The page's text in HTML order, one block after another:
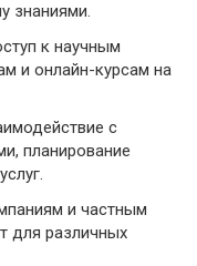
знаниями.
к научным
и онлайн-курсам на
с
планирование
и частным
для различных